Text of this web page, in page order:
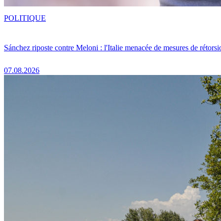
Sánchez riposte contre Meloni : l'Italie menacée de mesures de
07.08.2026
POLITIQUE